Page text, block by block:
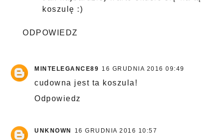
koszulę :)
ODPOWIEDZ
MINTELEGANCE89 16 GRUDNIA 2016 09:49
cudowna jest ta koszula!
Odpowiedz
UNKNOWN 16 GRUDNIA 2016 10:57